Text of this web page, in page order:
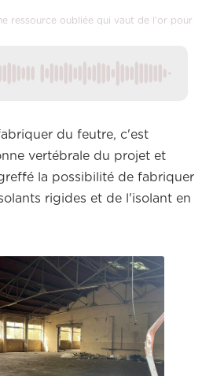
ressource oubliée qui vaut de l'or pour
du feutre, c'est
vertébrale du projet et
la possibilité de fabriquer
rigides et de l'isolant en